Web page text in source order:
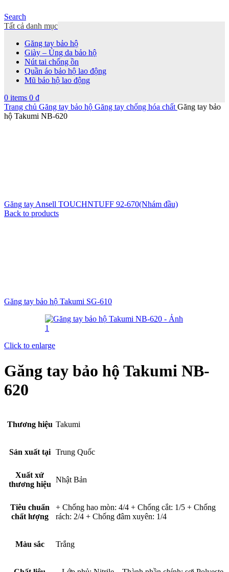
Search
Tất cả danh mục
Găng tay bảo hộ
Giày – Ủng da bảo hộ
Nút tai chống ồn
Quần áo bảo hộ lao động
Mũ bảo hộ lao động
0 items 0 ₫
Trang chủ Găng tay bảo hộ Găng tay chống hóa chất Găng tay bảo
hộ Takumi NB-620
Găng tay Ansell TOUCHNTUFF 92-670(Nhám đầu)
Back to products
Găng tay bảo hộ Takumi SG-610
Click to enlarge
Găng tay bảo hộ Takumi NB-
620
Thương hiệu Takumi
Sản xuất tại Trung Quốc
Xuất xứ
thương hiệu
Nhật Bản
Tiêu chuẩn
chất lượng
+ Chống hao mòn: 4/4 + Chống cắt: 1/5 + Chống
rách: 2/4 + Chống đâm xuyên: 1/4
Màu sắc Trắng